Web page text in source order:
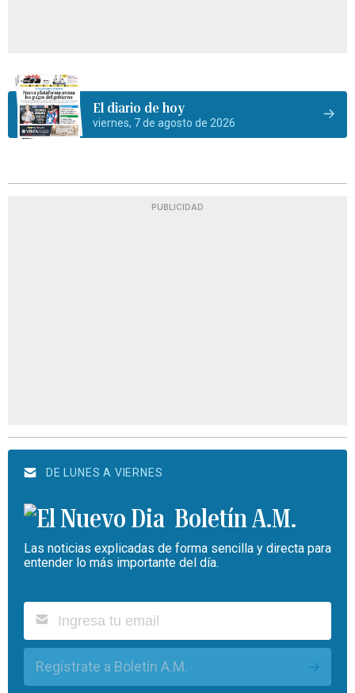
El diario de hoy
viernes, 7 de agosto de 2026
PUBLICIDAD
DE LUNES A VIERNES
Boletín A.M.
Las noticias explicadas de forma sencilla y directa para
entender lo más importante del día.
Regístrate a Boletín A.M.